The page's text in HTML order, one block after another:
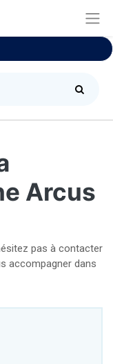
Arcus
pas à contacter
accompagner dans